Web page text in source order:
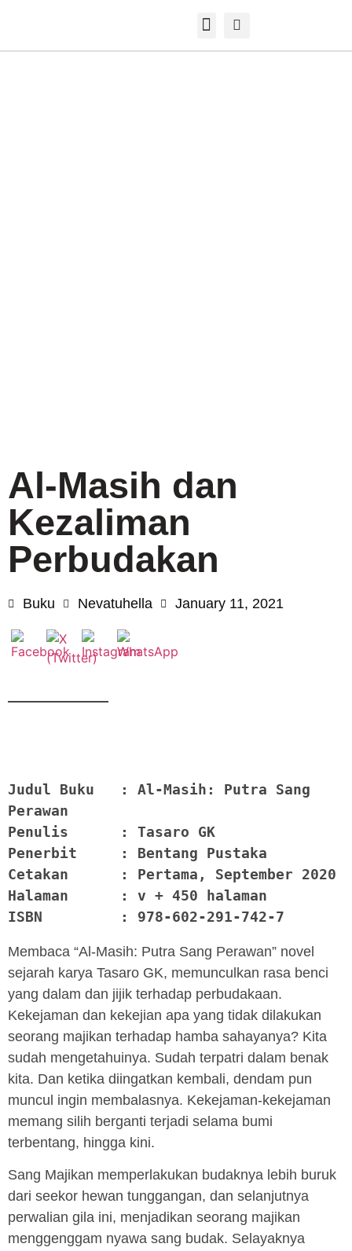
Al-Masih dan
Kezaliman
Perbudakan
Buku Nevatuhella January 11, 2021
Judul Buku   : Al-Masih: Putra Sang
Perawan
Penulis      : Tasaro GK
Penerbit     : Bentang Pustaka
Cetakan      : Pertama, September 2020
Halaman      : v + 450 halaman
ISBN         : 978-602-291-742-7
Membaca “Al-Masih: Putra Sang Perawan” novel
sejarah karya Tasaro GK, memunculkan rasa benci
yang dalam dan jijik terhadap perbudakaan.
Kekejaman dan kekejian apa yang tidak dilakukan
seorang majikan terhadap hamba sahayanya? Kita
sudah mengetahuinya. Sudah terpatri dalam benak
kita. Dan ketika diingatkan kembali, dendam pun
muncul ingin membalasnya. Kekejaman-kekejaman
memang silih berganti terjadi selama bumi
terbentang, hingga kini.
Sang Majikan memperlakukan budaknya lebih buruk
dari seekor hewan tunggangan, dan selanjutnya
perwalian gila ini, menjadikan seorang majikan
menggenggam nyawa sang budak. Selayaknya